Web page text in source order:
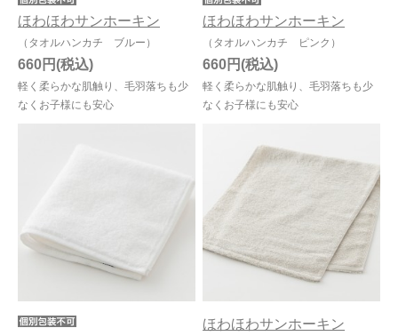
ほわほわサンホーキン
（タオルハンカチ ブルー）
軽く柔らかな肌触り、毛羽落ちも少
なくお子様にも安心
660円
ほわほわサンホーキン
（タオルハンカチ ピンク）
軽く柔らかな肌触り、毛羽落ちも少
なくお子様にも安心
660円
ほわほわサンホーキン